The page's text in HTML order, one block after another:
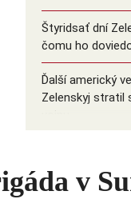
Štyridsať dní
čomu ho
Ďalší americký
Zelenskyj stratil
v